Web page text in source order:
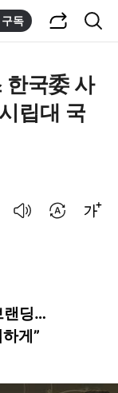
구독
국委 사
립대 국
랜딩…
게”